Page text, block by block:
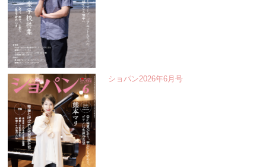
ショパン2026年6月号